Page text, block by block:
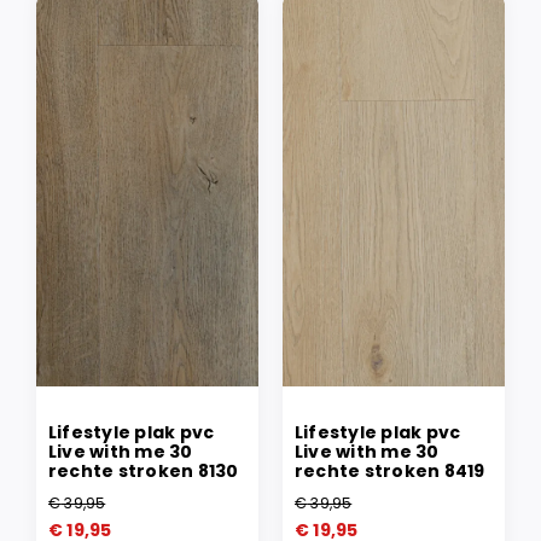
Lifestyle plak pvc
Live with me 30
rechte stroken 8130
€39,95
Oorspronkelijke
€19,95
Huidige
Lifestyle plak pvc
Live with me 30
rechte stroken 8419
€39,95
Oorspronkelijke
€19,95
Huidige